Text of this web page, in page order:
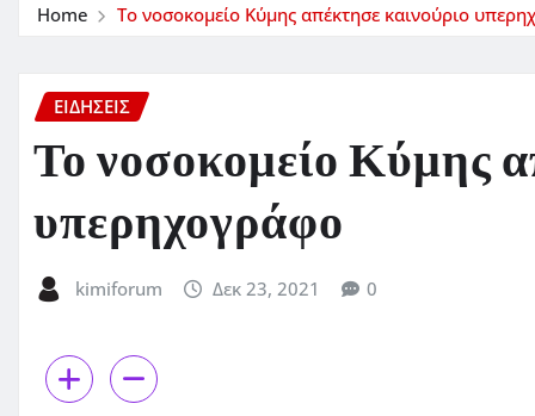
Home Το νοσοκομείο Κύμης απέκτησε καινούριο
ΕΙΔΗΣΕΙΣ
Το νοσοκομείο Κύμης
υπερηχογράφο
kimiforum Δεκ 23, 2021 0